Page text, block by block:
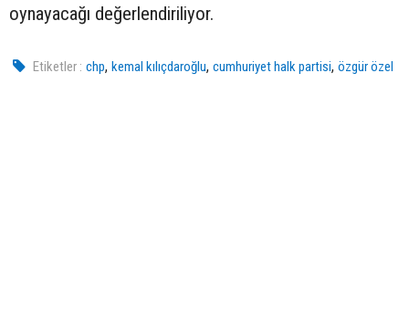
oynayacağı değerlendiriliyor.
Etiketler : chp,kemal kılıçdaroğlu,cumhuriyet halk partisi,özgür özel